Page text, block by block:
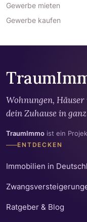
Gewerbe mieten
Gewerbe kaufen
Wohnungen,
dein Zuhause in
TraumImmo ist ein
ENTDECKEN
Immobilien in
Ratgeber & Blog